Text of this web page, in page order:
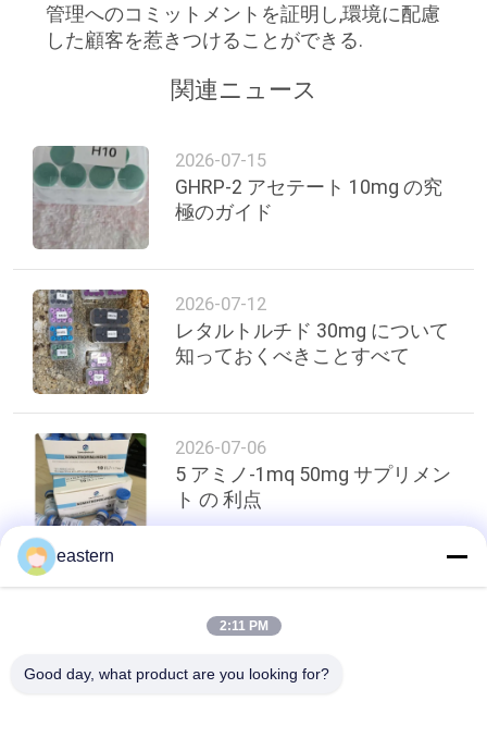
管理へのコミットメントを証明し,環境に配慮
した顧客を惹きつけることができる.
関連ニュース
2026-07-15
GHRP-2 アセテート 10mg の究
極のガイド
2026-07-12
レタルトルチド 30mg について
知っておくべきことすべて
2026-07-06
5 アミノ-1mq 50mg サプリメン
ト の 利点
トップ
eastern
2:11 PM
Good day, what product are you looking for?